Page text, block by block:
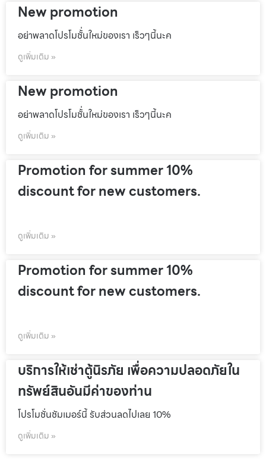
New promotion
อย่าพลาดโปรโมชั้่นใหม่ของเรา เร็วๆนี้นะค
ดูเพิ่มเติม »
New promotion
อย่าพลาดโปรโมชั้่นใหม่ของเรา เร็วๆนี้นะค
ดูเพิ่มเติม »
Promotion for summer 10%
discount for new customers.
ดูเพิ่มเติม »
Promotion for summer 10%
discount for new customers.
ดูเพิ่มเติม »
บริการให้เช่าตู้นิรภัย เพื่อความปลอดภัยใน
ทรัพย์สินอันมีค่าของท่าน
โปรโมชั่นชัมเมอร์นี้ รับส่วนลดไปเลย 10%
ดูเพิ่มเติม »